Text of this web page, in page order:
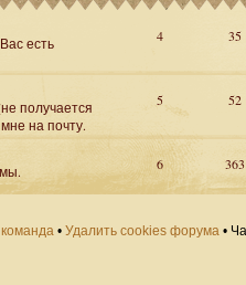
есть
4 35
получается
на почту.
5 52
6 363
• Удалить cookies форума •